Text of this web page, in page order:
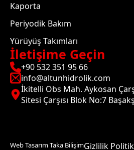
Kaporta
Periyodik Bakım
Yürüyüş Takımları
İletişime Geçin
+90 532 351 95 66
info@altunhidrolik.com
İkitelli Obs Mah. Aykosan
Sitesi Çarşısı Blok No:7
Web Tasarım Taka BilişimGizlilik